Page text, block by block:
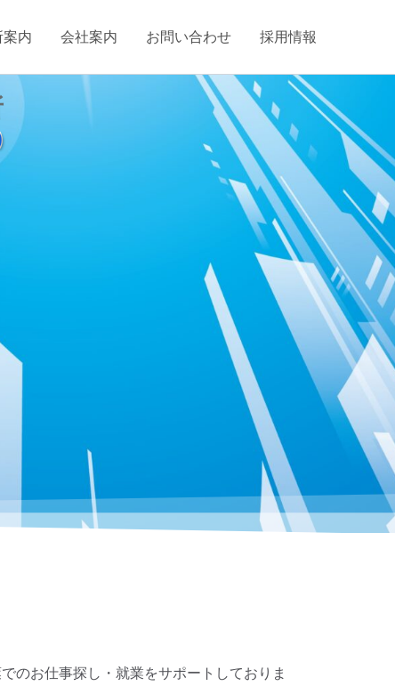
案内 会社案内 お問い合わせ 採用情報
のお仕事探し・就業をサポートしておりま